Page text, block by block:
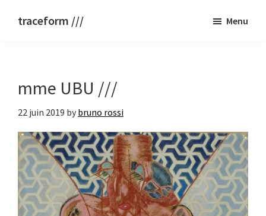
traceform /// Menu
mme UBU ///
22 juin 2019 by bruno rossi